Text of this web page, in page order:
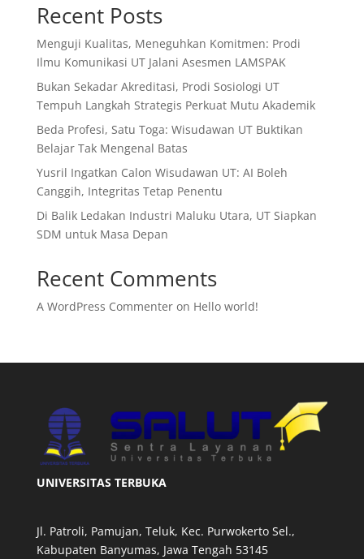
Recent Posts
Menguji Kualitas, Meneguhkan Komitmen: Prodi
Ilmu Komunikasi UT Jalani Asesmen LAMSPAK
Bukan Sekadar Akreditasi, Prodi Sosiologi UT
Tempuh Langkah Strategis Perkuat Mutu Akademik
Beda Profesi, Satu Toga: Wisudawan UT Buktikan
Belajar Tak Mengenal Batas
Yusril Ingatkan Calon Wisudawan UT: AI Boleh
Canggih, Integritas Tetap Penentu
Di Balik Ledakan Industri Maluku Utara, UT Siapkan
SDM untuk Masa Depan
Recent Comments
A WordPress Commenteron Hello world!
UNIVERSITAS TERBUKA
Jl. Patroli, Pamujan, Teluk, Kec. Purwokerto Sel.,
Kabupaten Banyumas, Jawa Tengah 53145